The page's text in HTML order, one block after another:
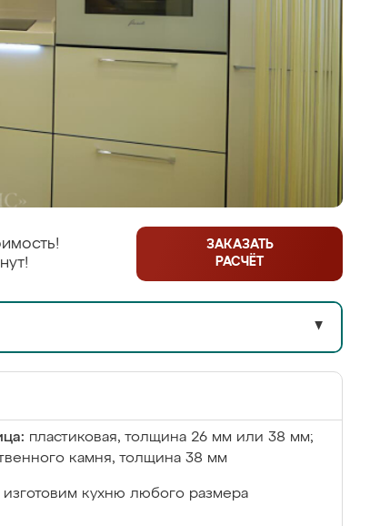
ЗАКАЗАТЬ
РАСЧЁТ
▼
пластиковая, толщина 26 мм или 38 мм;
камня, толщина 38 мм
изготовим кухню любого размера